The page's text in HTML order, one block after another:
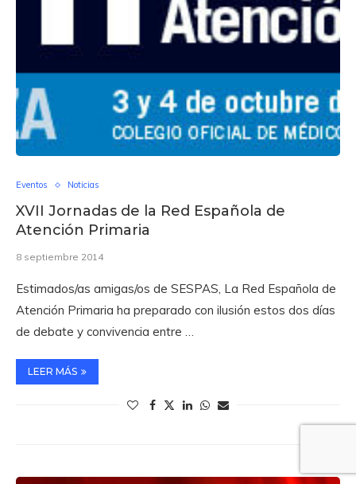
Eventos Noticias
XVII Jornadas de la Red Española de
Atención Primaria
8 septiembre 2014
Estimados/as amigas/os de SESPAS, La Red Española de
Atención Primaria ha preparado con ilusión estos dos días
de debate y convivencia entre …
LEER MÁS